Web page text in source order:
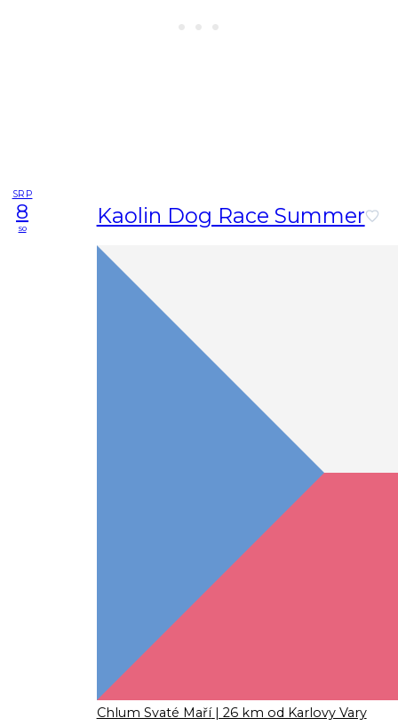
SRP
8
so Kaolin Dog Race Summer
Chlum Svaté Maří | 26 km od Karlovy Vary